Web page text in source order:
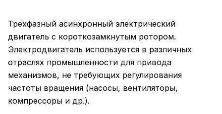
Трехфазный асинхронный электрический
двигатель с короткозамкнутым ротором.
Электродвигатель используется в различных
отраслях промышленности для привода
механизмов, не требующих регулирования
частоты вращения (насосы, вентиляторы,
компрессоры и др.).